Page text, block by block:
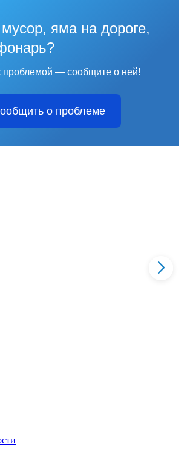
яма на дороге,
проблемой — сообщите о ней!
о проблеме